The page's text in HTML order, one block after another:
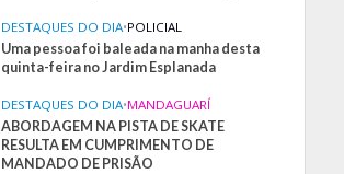
DESTAQUES DO DIA•POLICIAL
Uma pessoa foi baleada na manha desta
quinta-feira no Jardim Esplanada
DESTAQUES DO DIA•MANDAGUARÍ
ABORDAGEM NA PISTA DE SKATE
RESULTA EM CUMPRIMENTO DE
MANDADO DE PRISÃO